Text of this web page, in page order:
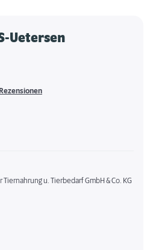
Uetersen
Tiernahrung u. Tierbedarf GmbH & Co. KG